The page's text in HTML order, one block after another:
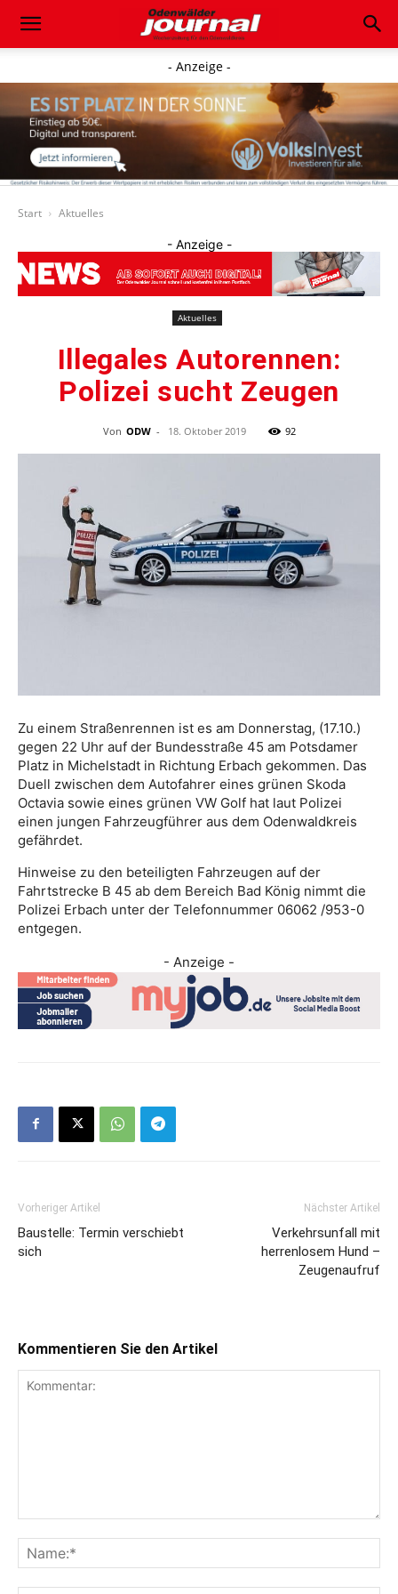
- Anzeige -
Start Aktuelles
- Anzeige -
Aktuelles
Illegales Autorennen:
Polizei sucht Zeugen
Von ODW - 18. Oktober 2019 92
Zu einem Straßenrennen ist es am Donnerstag, (17.10.)
gegen 22 Uhr auf der Bundesstraße 45 am Potsdamer
Platz in Michelstadt in Richtung Erbach gekommen. Das
Duell zwischen dem Autofahrer eines grünen Skoda
Octavia sowie eines grünen VW Golf hat laut Polizei
einen jungen Fahrzeugführer aus dem Odenwaldkreis
gefährdet.
Hinweise zu den beteiligten Fahrzeugen auf der
Fahrtstrecke B 45 ab dem Bereich Bad König nimmt die
Polizei Erbach unter der Telefonnummer 06062 /953-0
entgegen.
- Anzeige -
Vorheriger Artikel
Baustelle: Termin verschiebt
sich
Nächster Artikel
Verkehrsunfall mit
herrenlosem Hund –
Zeugenaufruf
Kommentieren Sie den Artikel